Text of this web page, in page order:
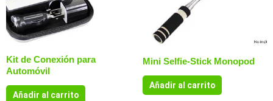
Kit de Conexión para
Automóvil
Añadir al carrito
Mini Selfie-Stick Monopod
Añadir al carrito